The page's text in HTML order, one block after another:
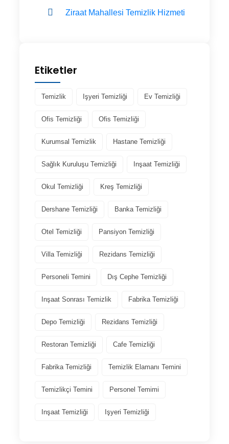
Ziraat Mahallesi Temizlik Hizmeti
Etiketler
Temizlik Işyeri Temizliği Ev Temizliği
Ofis Temizliği Ofis Temizliği
Kurumsal Temizlik Hastane Temizliği
Sağlık Kuruluşu Temizliği Inşaat Temizliği
Okul Temizliği Kreş Temizliği
Dershane Temizliği Banka Temizliği
Otel Temizliği Pansiyon Temizliği
Villa Temizliği Rezidans Temizliği
Personeli Temini Dış Cephe Temizliği
Inşaat Sonrası Temizlik Fabrika Temizliği
Depo Temizliği Rezidans Temizliği
Restoran Temizliği Cafe Temizliği
Fabrika Temizliği Temizlik Elamanı Temini
Temizlikçi Temini Personel Temimi
Inşaat Temizliği Işyeri Temizliği